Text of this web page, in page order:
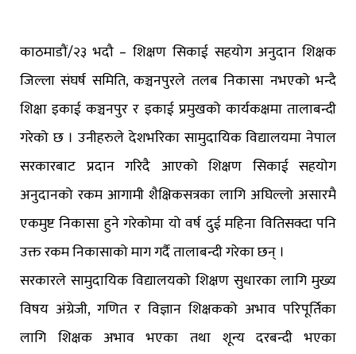
काठमाडौं/२३ भदौ – शिक्षण सिकाई सहयोग अनुदान शिक्षक
जिल्ला संघर्ष समिति, कञ्चनपुरले तलब निकासा नभएको भन्दै
शिक्षा इकाई कञ्चनपुर र इकाई प्रमुखको कार्यकक्षमा तालाबन्दी
गरेको छ । उनीहरुले देशभरिका सामुदायिक विद्यालयमा नेपाल
सरकारबाट प्रदान गरिदै आएको शिक्षण सिकाई सहयोग
अनुदानको रकम आगामी शैक्षिकसत्रका लागि अघिल्लो असारमै
एकमुष्ट निकासा हुने गरेकोमा यो वर्ष दुई महिना वितिसक्दा पनि
उक्त रकम निकासाको माग गर्दै तालाबन्दी गरेका छन् ।
सरकारले सामुदायिक विद्यालयको शिक्षण सुधारका लागि मुख्य
विषय अंग्रेजी, गणित र विज्ञान शिक्षकको अभाव परिपूर्तिका
लागि शिक्षक अभाव भएका तथा शून्य दरबन्दी भएका